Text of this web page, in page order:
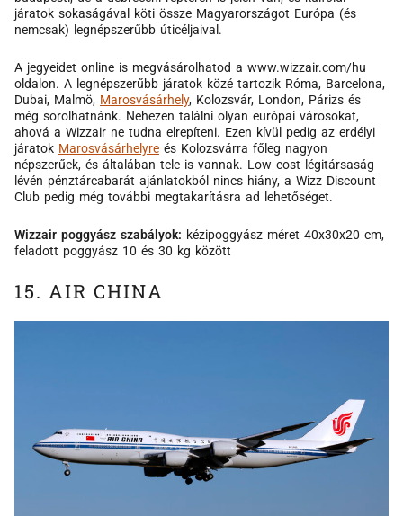
járatok sokaságával köti össze Magyarországot Európa (és
nemcsak) legnépszerűbb úticéljaival.
A jegyeidet online is megvásárolhatod a www.wizzair.com/hu
oldalon. A legnépszerűbb járatok közé tartozik Róma, Barcelona,
Dubai, Malmö, Marosvásárhely, Kolozsvár, London, Párizs és
még sorolhatnánk. Nehezen találni olyan európai városokat,
ahová a Wizzair ne tudna elrepíteni. Ezen kívül pedig az erdélyi
járatok Marosvásárhelyre és Kolozsvárra főleg nagyon
népszerűek, és általában tele is vannak. Low cost légitársaság
lévén pénztárcabarát ajánlatokból nincs hiány, a Wizz Discount
Club pedig még további megtakarításra ad lehetőséget.
Wizzair poggyász szabályok: kézipoggyász méret 40x30x20 cm,
feladott poggyász 10 és 30 kg között
15. AIR CHINA